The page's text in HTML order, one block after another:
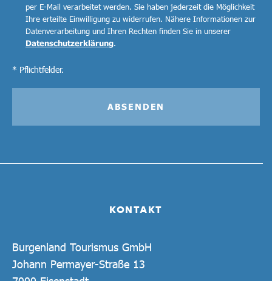
KONTAKT
Burgenland Tourismus GmbH
Johann Permayer-Straße 13
per E-Mail verarbeitet werden. Sie haben jederzeit die Möglichkeit
Ihre erteilte Einwilligung zu widerrufen. Nähere Informationen zur
Datenverarbeitung und Ihren Rechten finden Sie in unserer
Datenschutzerklärung.
* Pflichtfelder.
ABSENDEN